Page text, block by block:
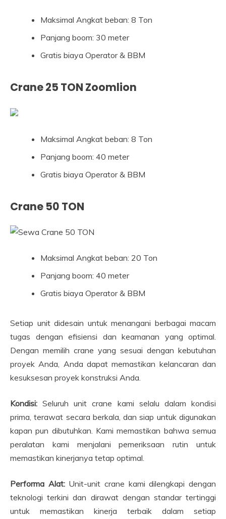
Maksimal Angkat beban: 8 Ton
Panjang boom: 30 meter
Gratis biaya Operator & BBM
Crane 25 TON Zoomlion
Maksimal Angkat beban: 8 Ton
Panjang boom: 40 meter
Gratis biaya Operator & BBM
Crane 50 TON
Maksimal Angkat beban: 20 Ton
Panjang boom: 40 meter
Gratis biaya Operator & BBM
Setiap unit didesain untuk menangani berbagai macam
tugas dengan efisiensi dan keamanan yang optimal.
Dengan memilih crane yang sesuai dengan kebutuhan
proyek Anda, Anda dapat memastikan kelancaran dan
kesuksesan proyek konstruksi Anda.
Kondisi: Seluruh unit crane kami selalu dalam kondisi
prima, terawat secara berkala, dan siap untuk digunakan
kapan pun dibutuhkan. Kami memastikan bahwa semua
peralatan kami menjalani pemeriksaan rutin untuk
memastikan kinerjanya tetap optimal.
Performa Alat:Unit-unit crane kami dilengkapi dengan
teknologi terkini dan dirawat dengan standar tertinggi
untuk memastikan kinerja terbaik dalam setiap